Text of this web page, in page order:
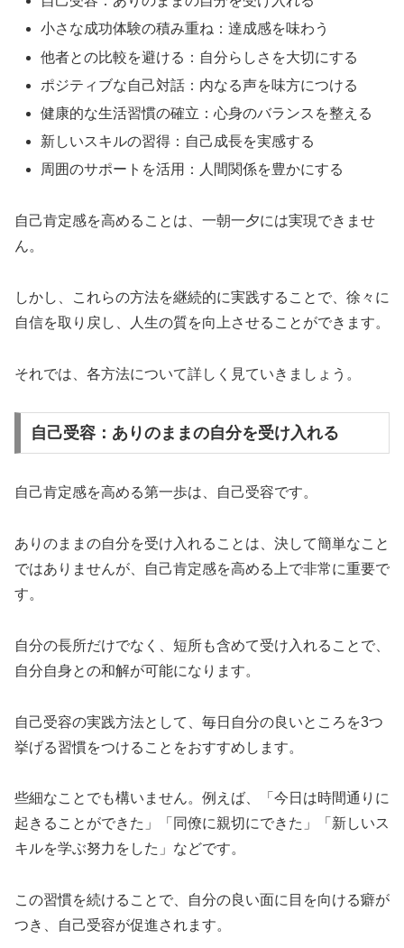
小さな成功体験の積み重ね：達成感を味わう
他者との比較を避ける：自分らしさを大切にする
ポジティブな自己対話：内なる声を味方につける
健康的な生活習慣の確立：心身のバランスを整える
新しいスキルの習得：自己成長を実感する
周囲のサポートを活用：人間関係を豊かにする
自己肯定感を高めることは、一朝一夕には実現できませ
ん。
しかし、これらの方法を継続的に実践することで、徐々に
自信を取り戻し、人生の質を向上させることができます。
それでは、各方法について詳しく見ていきましょう。
自己受容：ありのままの自分を受け入れる
自己肯定感を高める第一歩は、自己受容です。
ありのままの自分を受け入れることは、決して簡単なこと
ではありませんが、自己肯定感を高める上で非常に重要で
す。
自分の長所だけでなく、短所も含めて受け入れることで、
自分自身との和解が可能になります。
自己受容の実践方法として、毎日自分の良いところを3つ
挙げる習慣をつけることをおすすめします。
些細なことでも構いません。例えば、「今日は時間通りに
起きることができた」「同僚に親切にできた」「新しいス
キルを学ぶ努力をした」などです。
この習慣を続けることで、自分の良い面に目を向ける癖が
つき、自己受容が促進されます。